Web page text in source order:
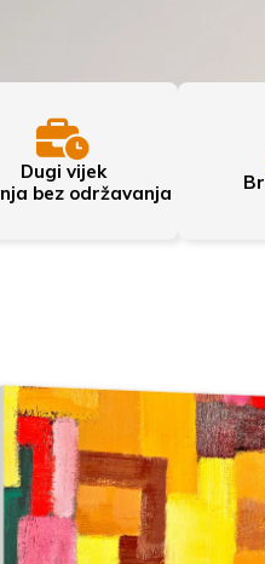
Dugi vijek
bez održavanja